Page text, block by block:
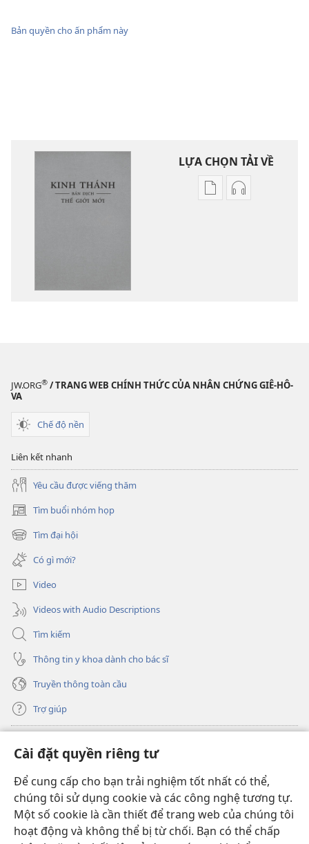
Cài đặt quyền riêng tư
Để cung cấp cho bạn trải nghiệm tốt nhất có thể,
chúng tôi sử dụng cookie và các công nghệ tương tự.
Một số cookie là cần thiết để trang web của chúng tôi
hoạt động và không thể bị từ chối. Bạn có thể chấp
Bản quyền cho ấn phẩm này
LỰA CHỌN TẢI VỀ
Tùy
—
Tùy
Bản
JW.ORG® / TRANG WEB CHÍNH THỨC CỦA NHÂN CHỨNG GIÊ-HÔ-
VA
Chế độ nền
Liên kết nhanh
Yêu cầu được viếng thăm
Tìm buổi nhóm họp
(mở
cửa
sổ
mới)
Tìm đại hội
(mở
cửa
sổ
mới)
Có gì mới?
Video
Videos with Audio Descriptions
Tìm kiếm
Thông tin y khoa dành cho bác sĩ
Truyền thông toàn cầu
Trợ giúp
(mở
cửa
sổ
mới)
THƯ VIỆN TRỰC TUYẾN Tháp Canh
(mở
cửa
sổ
mới)
JW Hub ®
(mở
cửa